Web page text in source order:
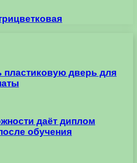
пластиковую дверь для
даёт диплом
обучения